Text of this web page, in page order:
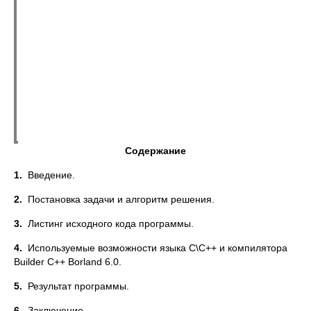
Содержание
1. Введение.
2. Постановка задачи и алгоритм решения.
3. Листинг исходного кода программы.
4. Используемые возможности языка С\С++ и компилятора
Builder C++ Borland 6.0.
5. Результат программы.